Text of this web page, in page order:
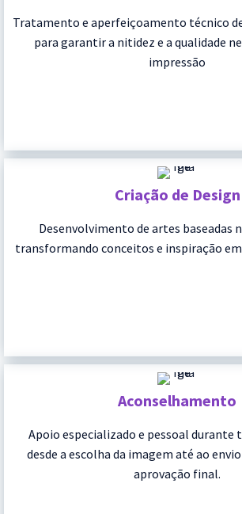
Tratamento e aperfeiçoamento técnico
para garantir a nitidez e a qualidade
impressão
Criação de Design
Desenvolvimento de artes baseadas
transformando conceitos e inspiração em
Aconselhamento
Apoio especializado e pessoal durante
desde a escolha da imagem até ao
aprovação final.